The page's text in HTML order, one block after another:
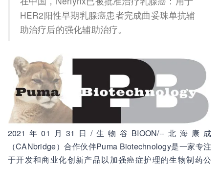
HER2阳性早期乳腺癌患者完成曲妥珠单抗辅
助治疗后的强化辅助治疗。
2021年01月31日/生物谷BIOON/--北海康成
（CANbridge）合作伙伴Puma Biotechnology是一家专注
于开发和商业化创新产品以加强癌症护理的生物制药公